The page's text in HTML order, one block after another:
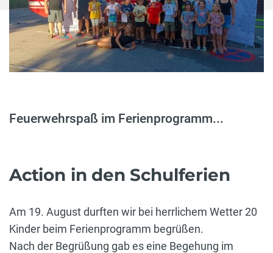
Feuerwehrspaß im Ferienprogramm...
Action in den Schulferien
Am 19. August durften wir bei herrlichem Wetter 20
Kinder beim Ferienprogramm begrüßen.
Nach der Begrüßung gab es eine Begehung im